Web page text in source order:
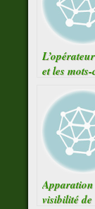
et les mots-
visibilité de